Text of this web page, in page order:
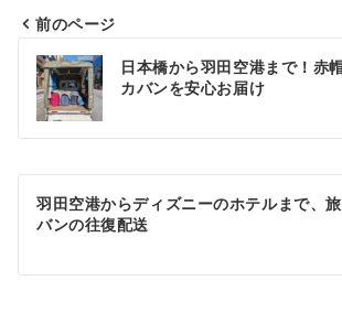
投
稿
ナ
ビ
ゲ
シ
前のページ
日本橋から羽田空港まで！赤
カバンを安心お届け
羽田空港からディズニーのホテルまで、
バンの往復配送